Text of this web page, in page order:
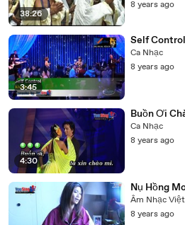
38:26
8 years ago
3:45
Self
Ca Nhạc
8 years ago
4:30
Buồn Ơi
Ca Nhạc
8 years ago
Nụ Hồng
Âm Nhạc
8 years ago